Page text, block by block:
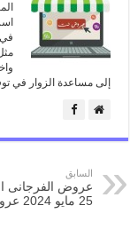
إلى مساعدة الزوار في
السابق
25 مايو 2024 عروض الصيف